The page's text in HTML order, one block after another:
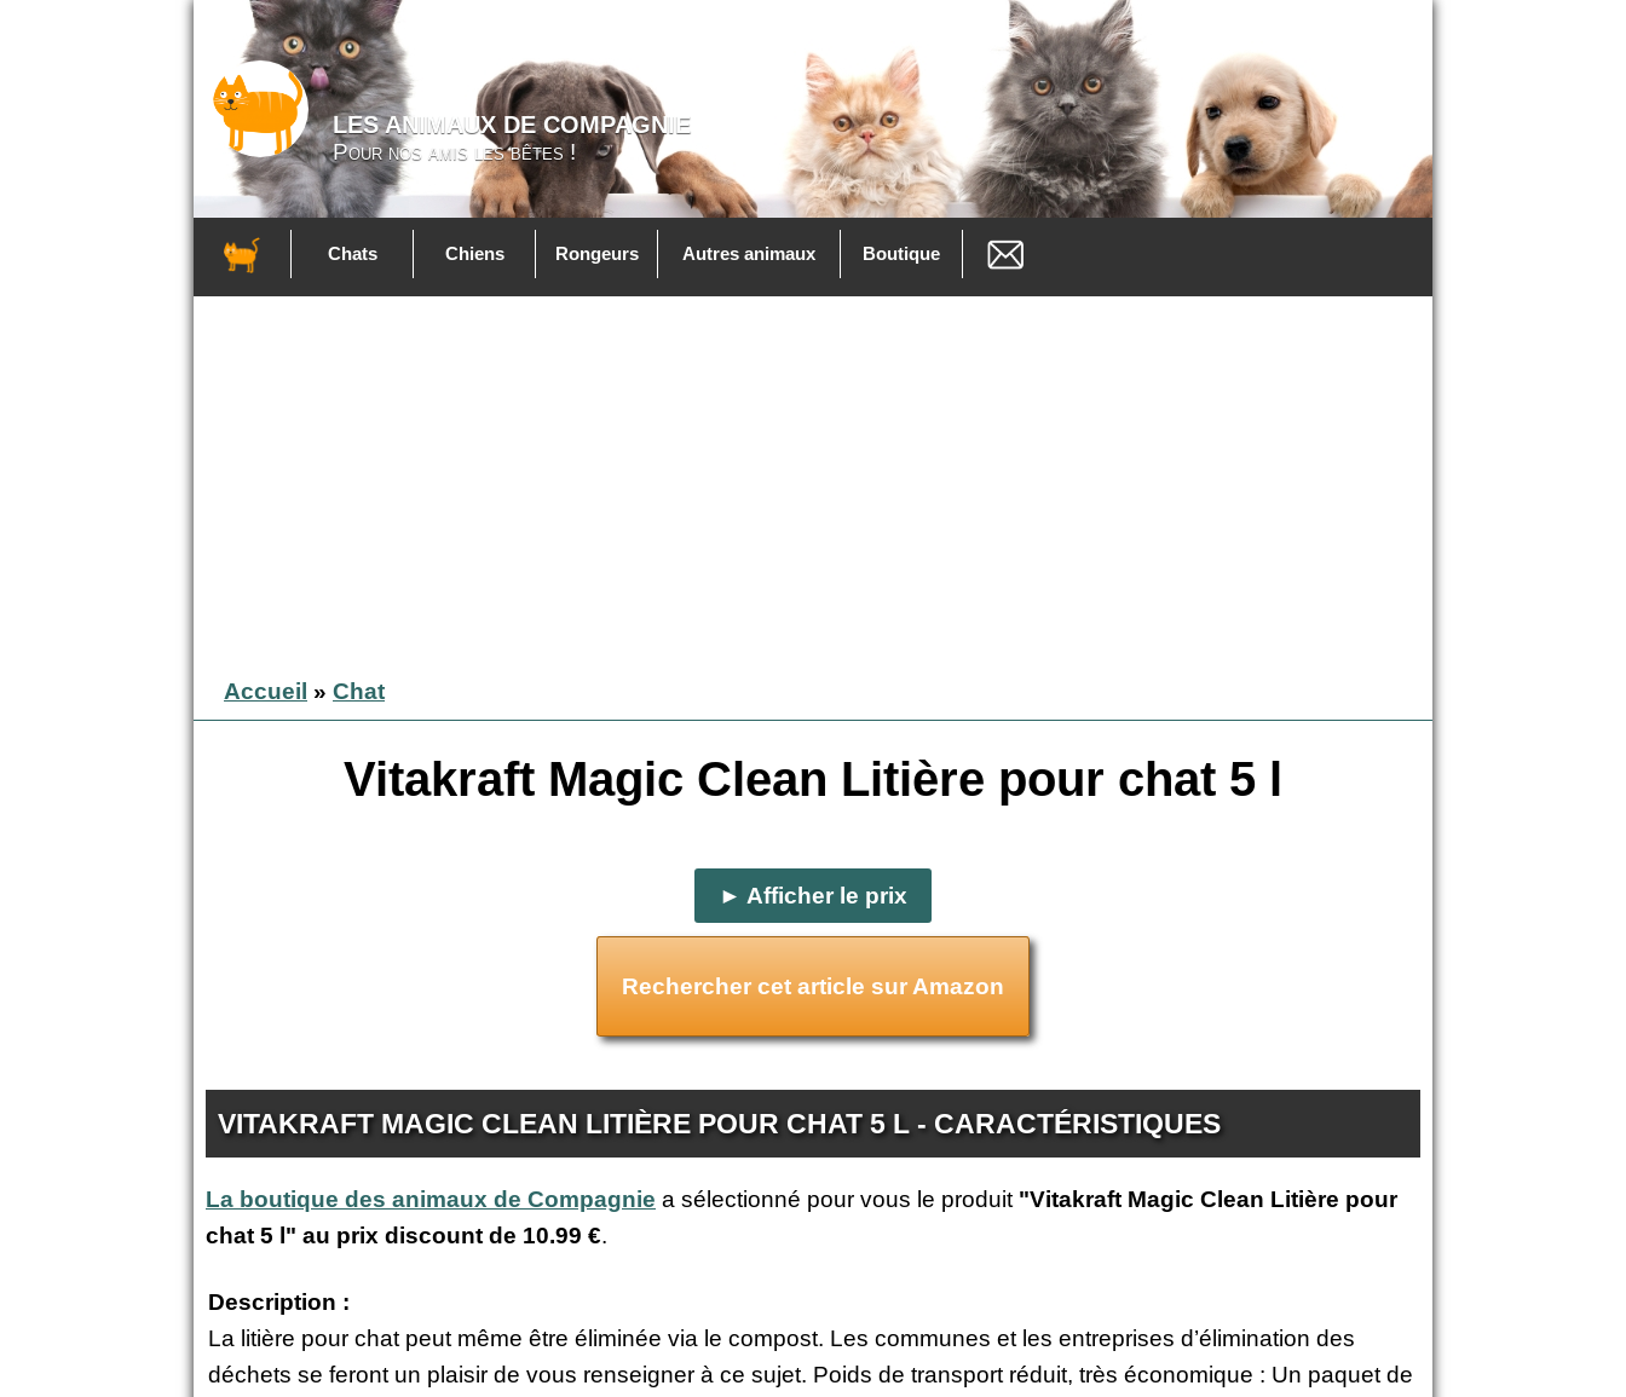
LES ANIMAUX DE COMPAGNIE
Pour nos amis les bêtes !
Chats Chiens Rongeurs Autres animaux Boutique
Accueil » Chat
Vitakraft Magic Clean Litière pour chat 5 l
► Afficher le prix
Rechercher cet article sur Amazon
VITAKRAFT MAGIC CLEAN LITIÈRE POUR CHAT 5 L - CARACTÉRISTIQUES
La boutique des animaux de Compagnie a sélectionné pour vous le produit "Vitakraft Magic Clean Litière pour
chat 5 l" au prix discount de 10.99 €.
Description :
La litière pour chat peut même être éliminée via le compost. Les communes et les entreprises d’élimination des
déchets se feront un plaisir de vous renseigner à ce sujet. Poids de transport réduit, très économique : Un paquet de